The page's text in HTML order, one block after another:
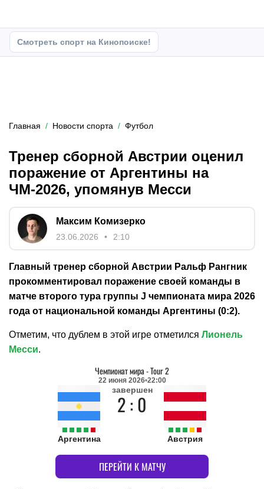
Смотреть спорт на Кинопоиске!
Главная Новости спорта Футбол
Тренер сборной Австрии оценил
поражение от Аргентины на
ЧМ-2026, упомянув Месси
Максим Комизерко
23.06.2026 2:10
Главный тренер сборной Австрии Ральф Рангник
прокомментировал поражение своей команды в
матче второго тура группы J чемпионата мира 2026
года от национальной команды Аргентины (0:2).
Отметим, что дублем в этой игре отметился Лионель
Месси.
Чемпионат мира-Tour 2
22 июня 2026 22:00
Аргентина
завершен
2 : 0
Австрия
ПЕРЕЙТИ К МАТЧУ